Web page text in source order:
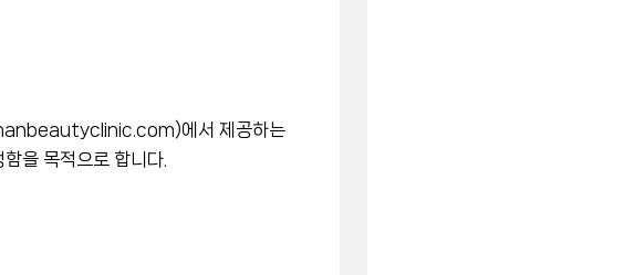
에서 제공하는
을 목적으로 합니다.